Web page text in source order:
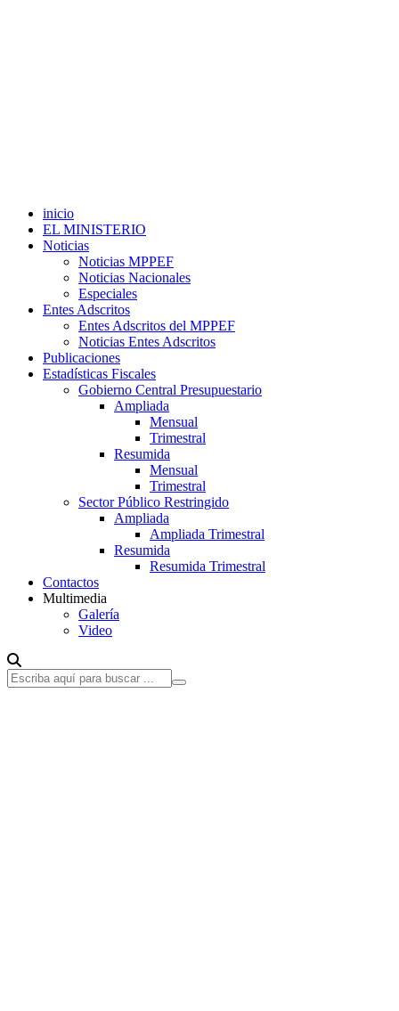
inicio
EL MINISTERIO
Noticias
Noticias MPPEF
Noticias Nacionales
Especiales
Entes Adscritos
Entes Adscritos del MPPEF
Noticias Entes Adscritos
Publicaciones
Estadísticas Fiscales
Gobierno Central Presupuestario
Ampliada
Mensual
Trimestral
Resumida
Mensual
Trimestral
Sector Público Restringido
Ampliada
Ampliada Trimestral
Resumida
Resumida Trimestral
Contactos
Multimedia
Galería
Video